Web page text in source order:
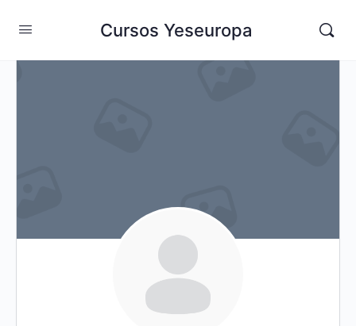
Cursos Yeseuropa